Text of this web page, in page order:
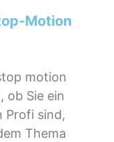
Motion
motion
ob Sie ein
Profi sind,
Thema